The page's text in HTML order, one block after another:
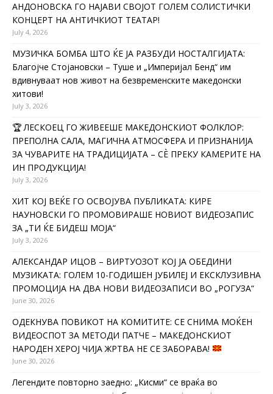
АНДОНОВСКА ГО НАЈАВИ СВОЈОТ ГОЛЕМ СОЛИСТИЧКИ
КОНЦЕРТ НА АНТИЧКИОТ ТЕАТАР!
July 4, 2026
МУЗИЧКА БОМБА ШТО ЌЕ ЈА РАЗБУДИ НОСТАЛГИЈАТА:
Благојче Стојановски – Туше и „Империјал Бенд“ им
вдивнуваат нов живот на безвременските македонски
хитови!
July 3, 2026
🏆 ЛЕСКОЕЦ ГО ЖИВЕЕШЕ МАКЕДОНСКИОТ ФОЛКЛОР:
ПРЕПОЛНА САЛА, МАГИЧНА АТМОСФЕРА И ПРИЗНАНИЈА
ЗА ЧУВАРИТЕ НА ТРАДИЦИЈАТА – СÈ ПРЕКУ КАМЕРИТЕ НА
ИН ПРОДУКЦИЈА!
July 3, 2026
ХИТ КОЈ ВЕЌЕ ГО ОСВОЈУВА ПУБЛИКАТА: КИРЕ
НАУНОВСКИ ГО ПРОМОВИРАШЕ НОВИОТ ВИДЕОЗАПИС
ЗА „ТИ ЌЕ БИДЕШ МОЈА“
July 3, 2026
АЛЕКСАНДАР ИЦОВ – ВИРТУОЗОТ КОЈ ЈА ОБЕДИНИ
МУЗИКАТА: ГОЛЕМ 10-ГОДИШЕН ЈУБИЛЕЈ И ЕКСКЛУЗИВНА
ПРОМОЦИЈА НА ДВА НОВИ ВИДЕОЗАПИСИ ВО „РОГУЗА“
June 30, 2026
ОДЕКНУВА ПОВИКОТ НА КОМИТИТЕ: СЕ СНИМА МОЌЕН
ВИДЕОСПОТ ЗА МЕТОДИ ПАТЧЕ – МАКЕДОНСКИОТ
НАРОДЕН ХЕРОЈ ЧИЈА ЖРТВА НЕ СЕ ЗАБОРАВА!
June 30, 2026
Легендите повторно заедно: „Кисми“ се враќа во